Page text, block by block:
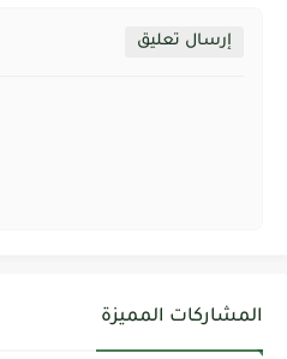
إرسال تعليق
المشاركات المميزة